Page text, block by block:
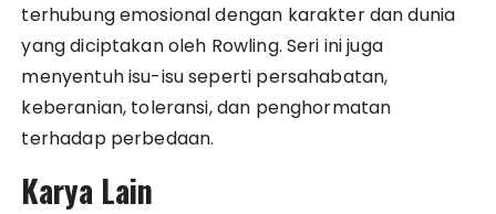
terhubung emosional dengan karakter dan dunia
yang diciptakan oleh Rowling. Seri ini juga
menyentuh isu-isu seperti persahabatan,
keberanian, toleransi, dan penghormatan
terhadap perbedaan.
Karya Lain